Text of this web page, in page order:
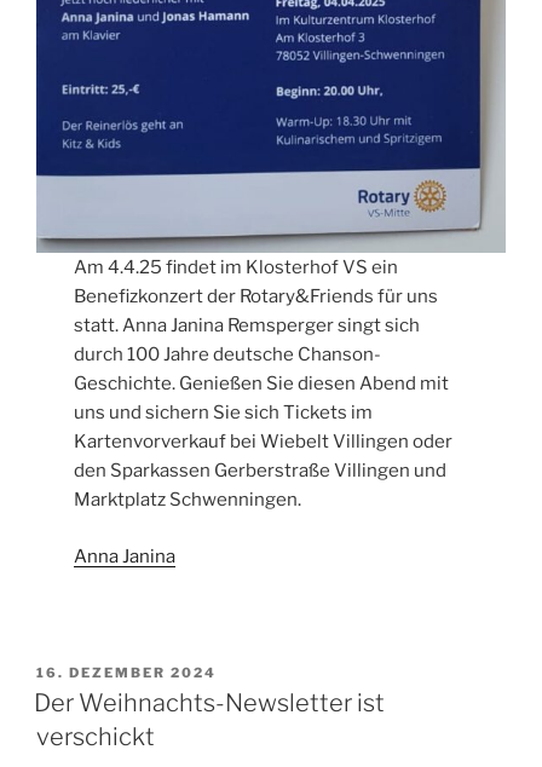
Am 4.4.25 findet im Klosterhof VS ein
Benefizkonzert der Rotary&Friends für uns
statt. Anna Janina Remsperger singt sich
durch 100 Jahre deutsche Chanson-
Geschichte. Genießen Sie diesen Abend mit
uns und sichern Sie sich Tickets im
Kartenvorverkauf bei Wiebelt Villingen oder
den Sparkassen Gerberstraße Villingen und
Marktplatz Schwenningen.
Anna Janina
VERÖFFENTLICHT
AM
16. DEZEMBER 2024
Der Weihnachts-Newsletter ist
verschickt